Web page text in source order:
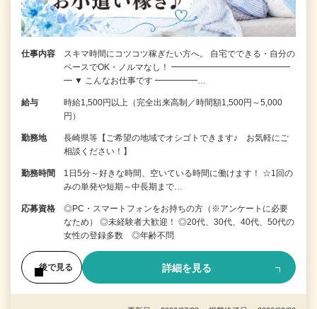
仕事内容
スキマ時間にコツコツ稼ぎたい方へ。 自宅でできる・自分の
ペースでOK・ノルマなし！ ━━━━━━━━━━━━━━
━ ▼ こんなお仕事です ━━━━━…
給与
時給1,500円以上（完全出来高制／時間額1,500円～5,000
円）
勤務地
長崎県等【ご希望の地域でオシゴトできます♪ お気軽にご
相談ください！】
勤務時間
1日5分～好きな時間、空いている時間に働けます！ ☆1回の
みの単発や短期～中長期まで…
応募資格
◎PC・スマートフォンをお持ちの方（※アンケートに必要
なため） ◎未経験者大歓迎！ ◎20代、30代、40代、50代の
女性の登録多数 ◎年齢不問
後で見る 詳細を見る